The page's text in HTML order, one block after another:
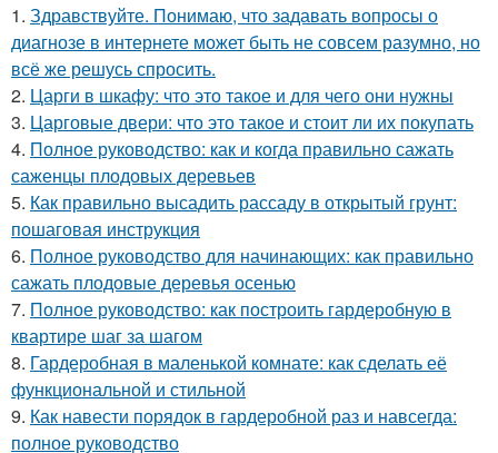
1. Здравствуйте. Понимаю, что задавать вопросы о
диагнозе в интернете может быть не совсем разумно, но
всё же решусь спросить.
2. Царги в шкафу: что это такое и для чего они нужны
3. Царговые двери: что это такое и стоит ли их покупать
4. Полное руководство: как и когда правильно сажать
саженцы плодовых деревьев
5. Как правильно высадить рассаду в открытый грунт:
пошаговая инструкция
6. Полное руководство для начинающих: как правильно
сажать плодовые деревья осенью
7. Полное руководство: как построить гардеробную в
квартире шаг за шагом
8. Гардеробная в маленькой комнате: как сделать её
функциональной и стильной
9. Как навести порядок в гардеробной раз и навсегда:
полное руководство